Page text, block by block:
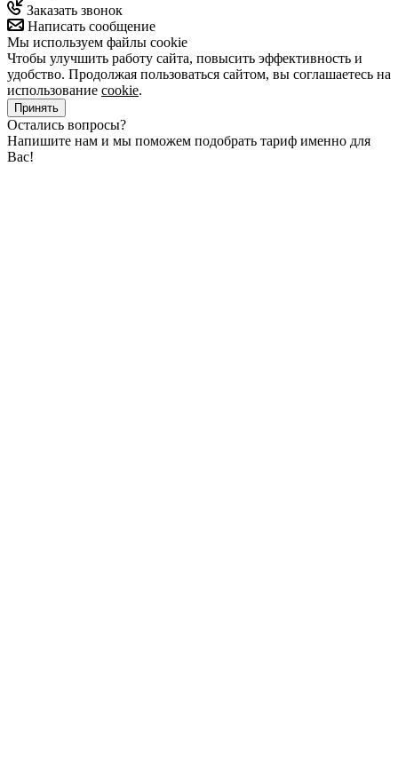
Заказать звонок
Написать сообщение
Мы используем файлы cookie
Чтобы улучшить работу сайта, повысить эффективность и
удобство. Продолжая пользоваться сайтом, вы соглашаетесь на
использование cookie.
Принять
Остались вопросы?
Напишите нам и мы поможем подобрать тариф именно для
Вас!